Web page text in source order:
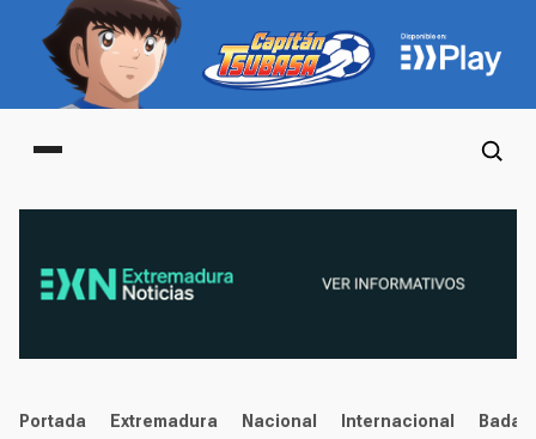
Main menu
noticias
Portada Extremadura Nacional Internacional